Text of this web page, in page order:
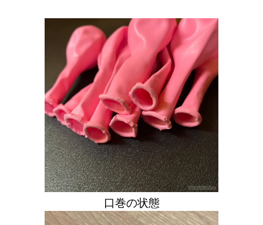
口巻の状態